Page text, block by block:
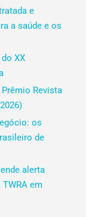
e
a saúde e os
XX
Revista
os
de
alerta
em